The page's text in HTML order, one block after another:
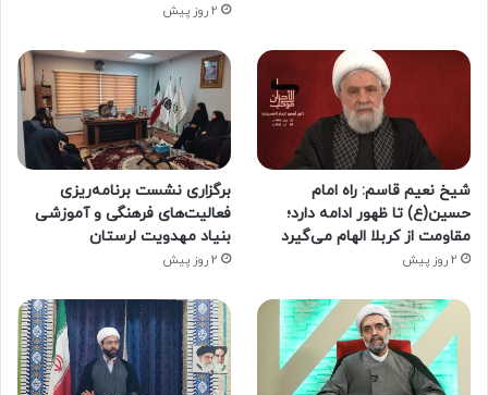
2 روز پیش
شیخ نعیم قاسم: راه امام
حسین(ع) تا ظهور ادامه دارد؛
مقاومت از کربلا الهام می‌گیرد
2 روز پیش
برگزاری نشست برنامه‌ریزی
فعالیت‌های فرهنگی و آموزشی
بنیاد مهدویت لرستان
2 روز پیش